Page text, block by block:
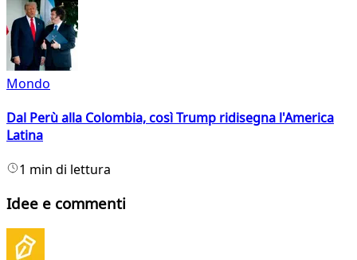
Mondo
Dal Perù alla Colombia, così Trump ridisegna l'America
Latina
1 min di lettura
Idee e commenti